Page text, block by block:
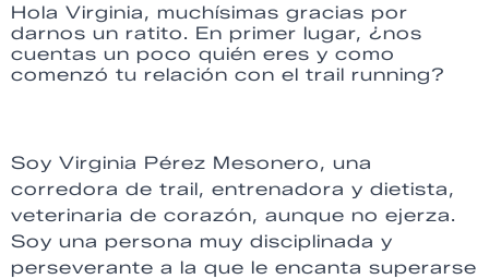
Hola Virginia, muchísimas gracias por
darnos un ratito. En primer lugar, ¿nos
cuentas un poco quién eres y como
comenzó tu relación con el trail running?
Soy Virginia Pérez Mesonero, una
corredora de trail, entrenadora y dietista,
veterinaria de corazón, aunque no ejerza.
Soy una persona muy disciplinada y
perseverante a la que le encanta superarse